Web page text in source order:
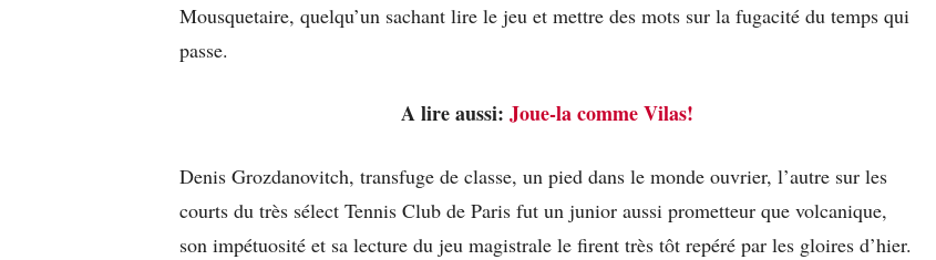
Mousquetaire, quelqu’un sachant lire le jeu et mettre des mots sur la fugacité du temps qui
passe.
A lire aussi: Joue-la comme Vilas!
Denis Grozdanovitch, transfuge de classe, un pied dans le monde ouvrier, l’autre sur les
courts du très sélect Tennis Club de Paris fut un junior aussi prometteur que volcanique,
son impétuosité et sa lecture du jeu magistrale le firent très tôt repéré par les gloires d’hier.